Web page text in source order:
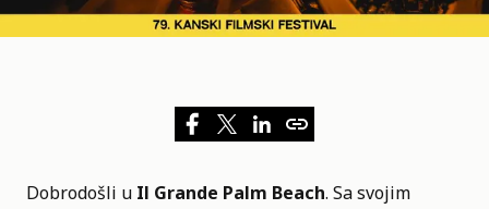
Dobrodošli u Il Grande Palm Beach. Sa svojim